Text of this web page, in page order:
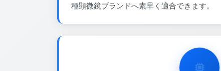
種顕微鏡ブランドへ素早く適合できます。